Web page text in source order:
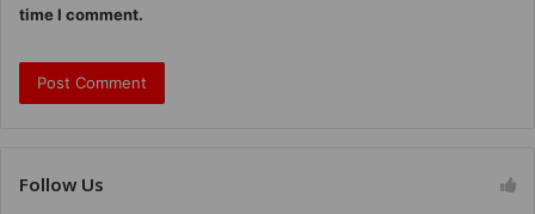
time I comment.
Follow Us